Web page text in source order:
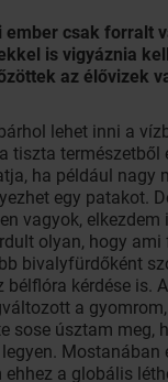
ember csak forralt
is vigyáznia
az élővizek
lehet inni a
tiszta természetből
ha például nagy
egy patakot.
vagyok, elkezdem
olyan, hogy
bivalyfürdőként
bélflóra kérdése is.
a
sose úsztam meg,
Mostanában
a globális